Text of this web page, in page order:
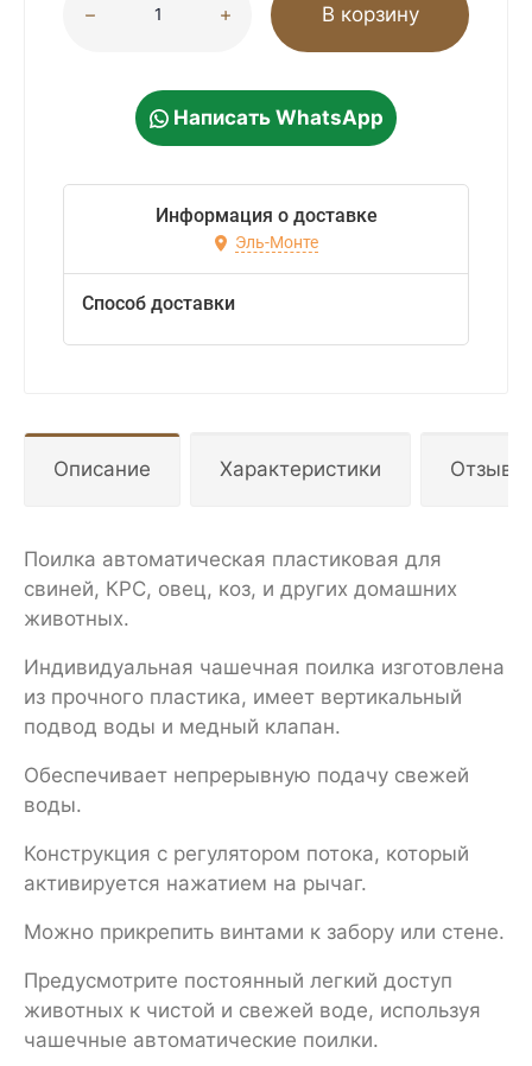
В корзину
Написать WhatsApp
Информация о доставке
Эль-Монте
Способ доставки
Описание Характеристики
Поилка автоматическая пластиковая для
свиней, КРС, овец, коз, и других домашних
животных.
Индивидуальная чашечная поилка изготовлена
из прочного пластика, имеет вертикальный
подвод воды и медный клапан.
Обеспечивает непрерывную подачу свежей
воды.
Конструкция с регулятором потока, который
активируется нажатием на рычаг.
Можно прикрепить винтами к забору или стене.
Предусмотрите постоянный легкий доступ
животных к чистой и свежей воде, используя
чашечные автоматические поилки.